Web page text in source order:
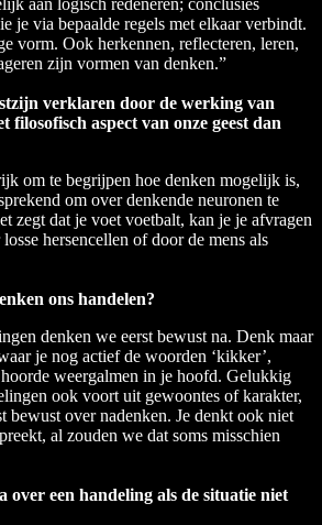
je via bepaalde regels met elkaar verbindt.
vorm. Ook herkennen, reflecteren, leren,
zijn vormen van denken.”
verklaren door de werking van
filosofisch aspect van onze geest dan
om te begrijpen hoe denken mogelijk is,
om over denkende neuronen te
zegt dat je voet voetbalt, kan je je afvragen
hersencellen of door de mens als
ons handelen?
denken we eerst bewust na. Denk maar
je nog actief de woorden ‘kikker’,
hoorde weergalmen in je hoofd. Gelukkig
ook voort uit gewoontes of karakter,
bewust over nadenken. Je denkt ook niet
al zouden we dat soms misschien
over een handeling als de situatie niet